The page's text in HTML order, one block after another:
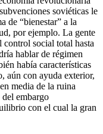
soviéticas le
de “bienestar” a la
por ejemplo. La gente
social total hasta
hablar de régimen
había características
aún con ayuda exterior,
media de la ruina
embargo
con el cual la gran